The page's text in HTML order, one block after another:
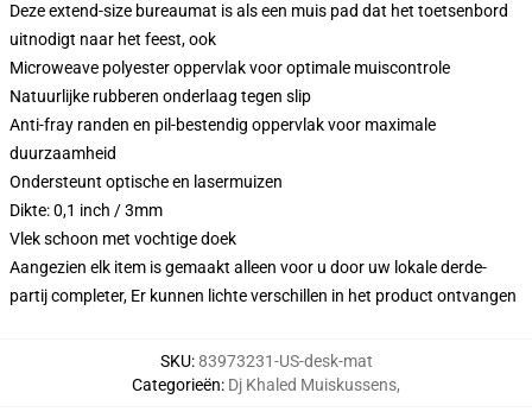
Deze extend-size bureaumat is als een muis pad dat het toetsenbord
uitnodigt naar het feest, ook
Microweave polyester oppervlak voor optimale muiscontrole
Natuurlijke rubberen onderlaag tegen slip
Anti-fray randen en pil-bestendig oppervlak voor maximale
duurzaamheid
Ondersteunt optische en lasermuizen
Dikte: 0,1 inch / 3mm
Vlek schoon met vochtige doek
Aangezien elk item is gemaakt alleen voor u door uw lokale derde-
partij completer, Er kunnen lichte verschillen in het product ontvangen
SKU:83973231-US-desk-mat
Categorieën: Dj Khaled Muiskussens,